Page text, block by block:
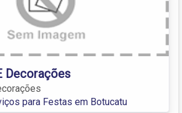
Decorações
para Festas em Botucatu